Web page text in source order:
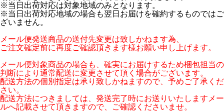
※当日出荷対応は対象地域のみとなります。
※当日出荷対応地域の場合も翌日お届けを確約するものではご
ざいません。
メール便発送商品の送付先変更は致しかねます為、
ご注文確定前に再度ご確認頂きます様お願い申し上げます。
メール便対象商品の場合も、確実にお届けするため梱包担当の
判断により通常配送に変更させて頂く場合がございます。
配送方法の個別指定は承り致しかねますので、予めご了承くだ
さい。
配送方法につきましては、発送完了時にお送りいたしますメー
ルへ記載させて頂きますので、ご確認くださいませ。